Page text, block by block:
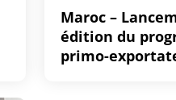
Maroc –
édition du
primo-